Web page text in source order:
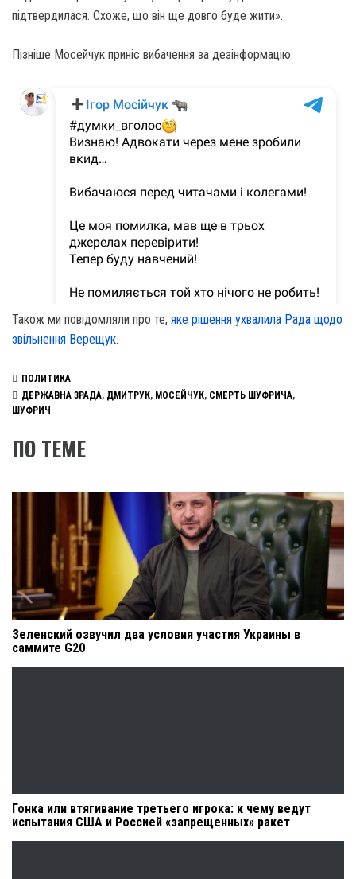
підтвердилася. Схоже, що він ще довго буде жити».
Пізніше Мосейчук приніс вибачення за дезінформацію.
Також ми повідомляли про те, яке рішення ухвалила Рада щодо
звільнення Верещук.
ПОЛИТИКА
ДЕРЖАВНА ЗРАДА, ДМИТРУК, МОСЕЙЧУК, СМЕРТЬ ШУФРИЧА,
ШУФРИЧ
ПО ТЕМЕ
Зеленский озвучил два условия участия Украины в
саммите G20
Гонка или втягивание третьего игрока: к чему ведут
испытания США и Россией «запрещенных» ракет